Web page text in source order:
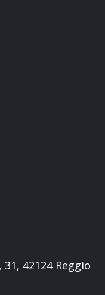
42124 Reggio